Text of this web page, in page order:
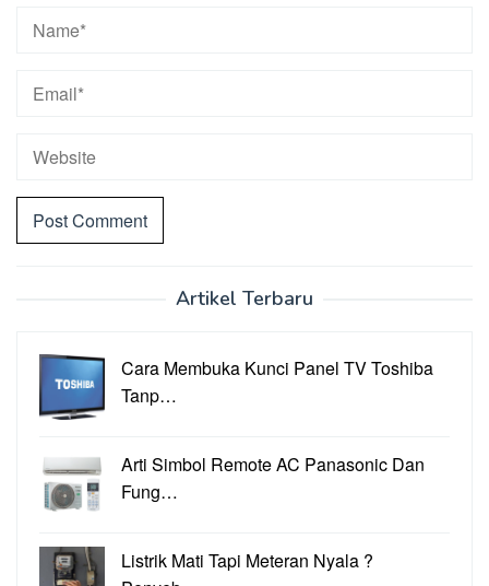
Artikel Terbaru
Cara Membuka Kunci Panel TV Toshiba
Tanp…
Arti Simbol Remote AC Panasonic Dan
Fung…
Listrik Mati Tapi Meteran Nyala ?